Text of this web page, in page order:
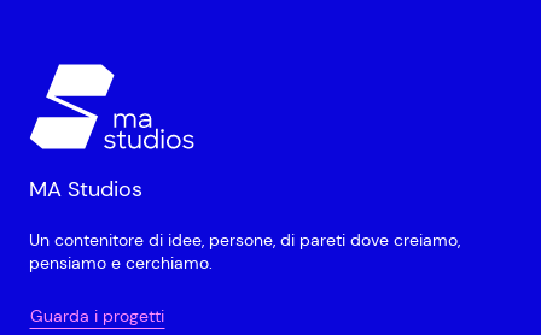
MA Studios
Un contenitore di idee, persone, di pareti dove creiamo,
pensiamo e cerchiamo.
Guarda i progetti